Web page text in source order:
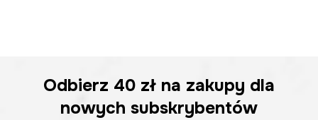
Odbierz 40 zł na zakupy dla
nowych subskrybentów